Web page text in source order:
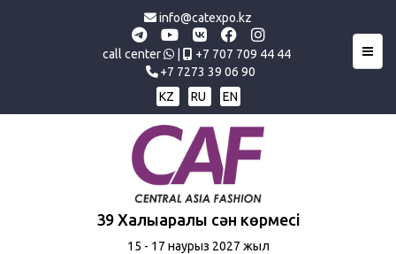
info@catexpo.kz
call center
+7 707 709 44 44
+7 7273 39 06 90
KZ
RU EN
39 Халықаралық сән көрмесі
15 - 17 наурыз 2027 жыл